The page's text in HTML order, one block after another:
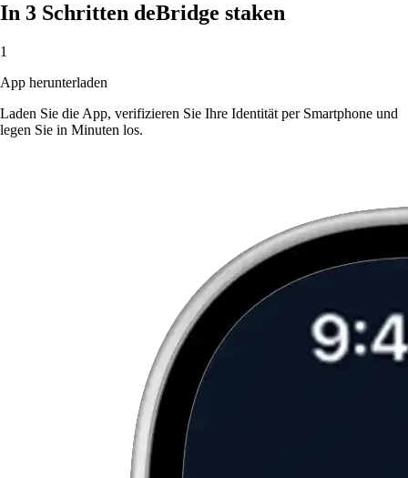
In 3 Schritten deBridge staken
1
App herunterladen
Laden Sie die App, verifizieren Sie Ihre Identität per Smartphone und
legen Sie in Minuten los.